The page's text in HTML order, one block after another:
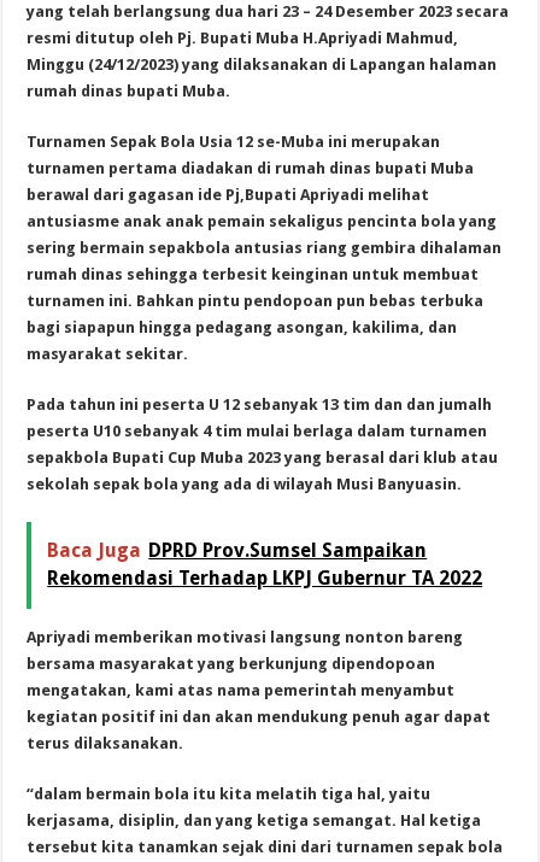
yang telah berlangsung dua hari 23 – 24 Desember 2023 secara
resmi ditutup oleh Pj. Bupati Muba H.Apriyadi Mahmud,
Minggu (24/12/2023) yang dilaksanakan di Lapangan halaman
rumah dinas bupati Muba.
Turnamen Sepak Bola Usia 12 se-Muba ini merupakan
turnamen pertama diadakan di rumah dinas bupati Muba
berawal dari gagasan ide Pj,Bupati Apriyadi melihat
antusiasme anak anak pemain sekaligus pencinta bola yang
sering bermain sepakbola antusias riang gembira dihalaman
rumah dinas sehingga terbesit keinginan untuk membuat
turnamen ini. Bahkan pintu pendopoan pun bebas terbuka
bagi siapapun hingga pedagang asongan, kakilima, dan
masyarakat sekitar.
Pada tahun ini peserta U 12 sebanyak 13 tim dan dan jumalh
peserta U10 sebanyak 4 tim mulai berlaga dalam turnamen
sepakbola Bupati Cup Muba 2023 yang berasal dari klub atau
sekolah sepak bola yang ada di wilayah Musi Banyuasin.
Baca Juga DPRD Prov.Sumsel Sampaikan
Rekomendasi Terhadap LKPJ Gubernur TA 2022
Apriyadi memberikan motivasi langsung nonton bareng
bersama masyarakat yang berkunjung dipendopoan
mengatakan, kami atas nama pemerintah menyambut
kegiatan positif ini dan akan mendukung penuh agar dapat
terus dilaksanakan.
“dalam bermain bola itu kita melatih tiga hal, yaitu
kerjasama, disiplin, dan yang ketiga semangat. Hal ketiga
tersebut kita tanamkan sejak dini dari turnamen sepak bola